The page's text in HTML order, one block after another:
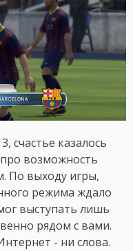
счастье казалось
возможность
По выходу игры,
режима ждало
выступать лишь
рядом с вами.
- ни слова.